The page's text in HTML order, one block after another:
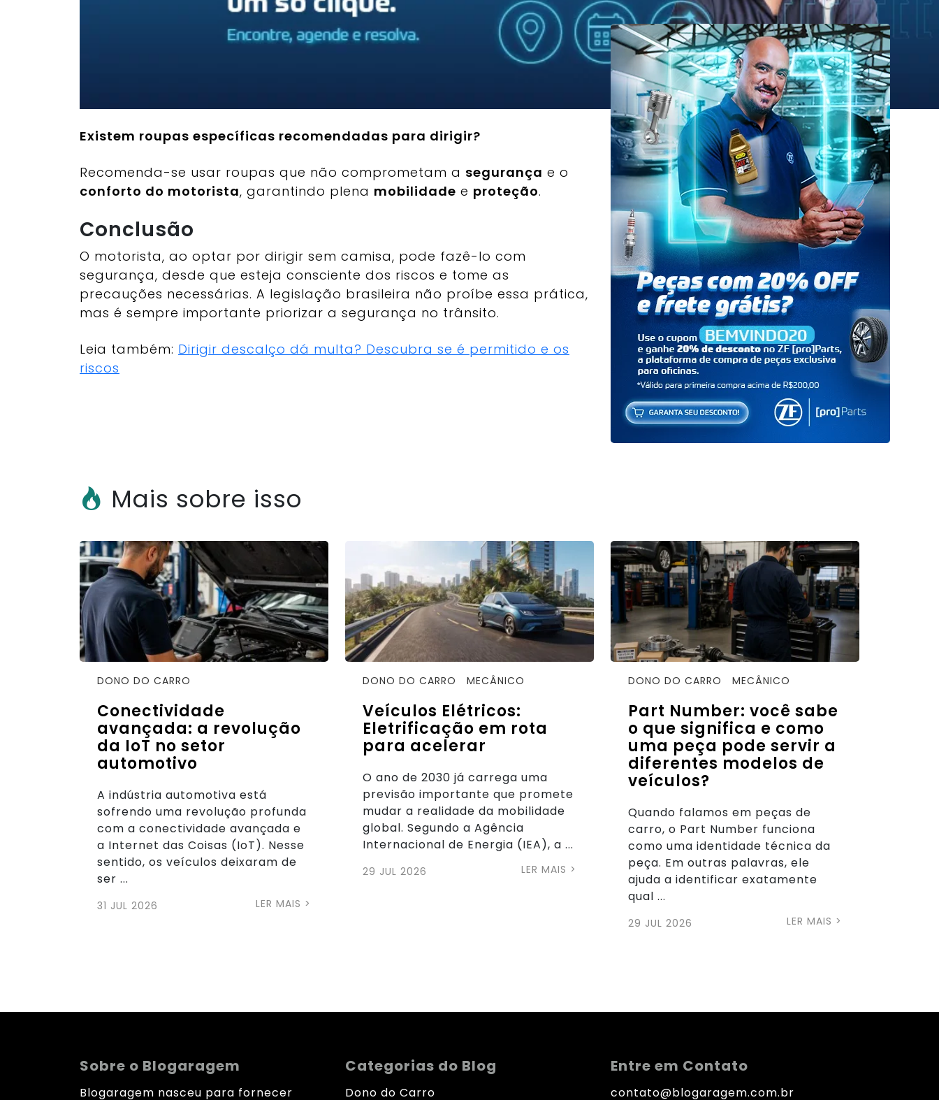
Existem roupas específicas recomendadas para dirigir?
Recomenda-se usar roupas que não comprometam a segurança e o
conforto do motorista, garantindo plena mobilidade e proteção.
Conclusão
O motorista, ao optar por dirigir sem camisa, pode fazê-lo com
segurança, desde que esteja consciente dos riscos e tome as
precauções necessárias. A legislação brasileira não proíbe essa prática,
mas é sempre importante priorizar a segurança no trânsito.
Leia também: Dirigir descalço dá multa? Descubra se é permitido e os
riscos
Mais sobre isso
DONO DO CARRO
Conectividade
avançada: a revolução
da IoT no setor
automotivo
A indústria automotiva está
sofrendo uma revolução profunda
com a conectividade avançada e
a Internet das Coisas (IoT). Nesse
sentido, os veículos deixaram de
ser ...
31 JUL 2026 LER MAIS >
DONO DO CARRO MECÂNICO
Veículos Elétricos:
Eletrificação em rota
para acelerar
O ano de 2030 já carrega uma
previsão importante que promete
mudar a realidade da mobilidade
global. Segundo a Agência
Internacional de Energia (IEA), a ...
29 JUL 2026 LER MAIS >
DONO DO CARRO MECÂNICO
Part Number: você sabe
o que significa e como
uma peça pode servir a
diferentes modelos de
veículos?
Quando falamos em peças de
carro, o Part Number funciona
como uma identidade técnica da
peça. Em outras palavras, ele
ajuda a identificar exatamente
qual ...
29 JUL 2026 LER MAIS >
Sobre o Blogaragem
Blogaragem nasceu para fornecer
Categorias do Blog
Dono do Carro
Entre em Contato
contato@blogaragem.com.br